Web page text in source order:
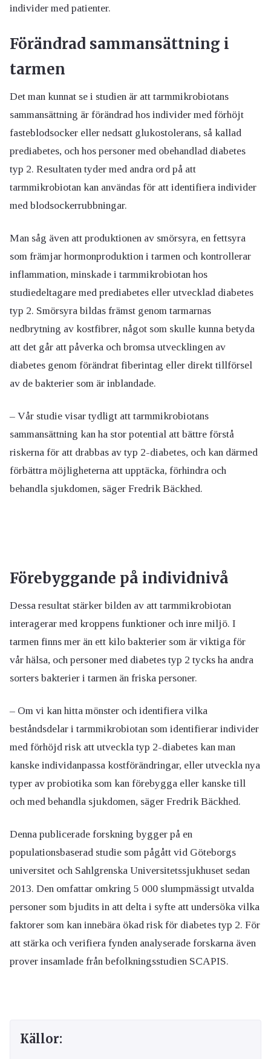
individer med patienter.
Förändrad sammansättning i
tarmen
Det man kunnat se i studien är att tarmmikrobiotans
sammansättning är förändrad hos individer med förhöjt
fasteblodsocker eller nedsatt glukostolerans, så kallad
prediabetes, och hos personer med obehandlad diabetes
typ 2. Resultaten tyder med andra ord på att
tarmmikrobiotan kan användas för att identifiera individer
med blodsockerrubbningar.
Man såg även att produktionen av smörsyra, en fettsyra
som främjar hormonproduktion i tarmen och kontrollerar
inflammation, minskade i tarmmikrobiotan hos
studiedeltagare med prediabetes eller utvecklad diabetes
typ 2. Smörsyra bildas främst genom tarmarnas
nedbrytning av kostfibrer, något som skulle kunna betyda
att det går att påverka och bromsa utvecklingen av
diabetes genom förändrat fiberintag eller direkt tillförsel
av de bakterier som är inblandade.
– Vår studie visar tydligt att tarmmikrobiotans
sammansättning kan ha stor potential att bättre förstå
riskerna för att drabbas av typ 2-diabetes, och kan därmed
förbättra möjligheterna att upptäcka, förhindra och
behandla sjukdomen, säger Fredrik Bäckhed.
Förebyggande på individnivå
Dessa resultat stärker bilden av att tarmmikrobiotan
interagerar med kroppens funktioner och inre miljö. I
tarmen finns mer än ett kilo bakterier som är viktiga för
vår hälsa, och personer med diabetes typ 2 tycks ha andra
sorters bakterier i tarmen än friska personer.
– Om vi kan hitta mönster och identifiera vilka
beståndsdelar i tarmmikrobiotan som identifierar individer
med förhöjd risk att utveckla typ 2-diabetes kan man
kanske individanpassa kostförändringar, eller utveckla nya
typer av probiotika som kan förebygga eller kanske till
och med behandla sjukdomen, säger Fredrik Bäckhed.
Denna publicerade forskning bygger på en
populationsbaserad studie som pågått vid Göteborgs
universitet och Sahlgrenska Universitetssjukhuset sedan
2013. Den omfattar omkring 5 000 slumpmässigt utvalda
personer som bjudits in att delta i syfte att undersöka vilka
faktorer som kan innebära ökad risk för diabetes typ 2. För
att stärka och verifiera fynden analyserade forskarna även
prover insamlade från befolkningsstudien SCAPIS.
Källor: